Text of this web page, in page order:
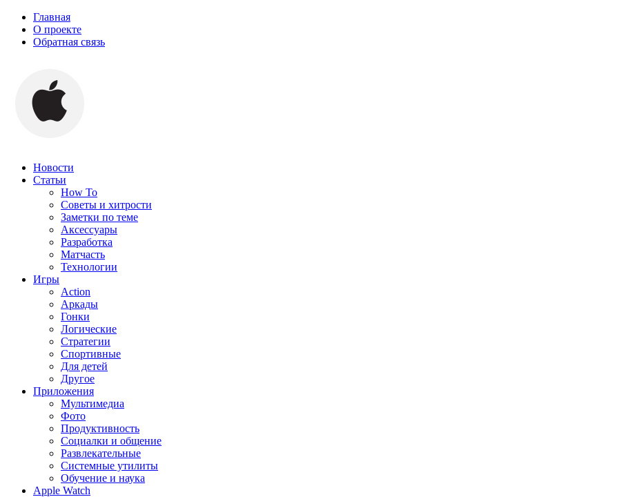
Главная
О проекте
Обратная связь
Новости
Статьи
How To
Советы и хитрости
Заметки по теме
Аксессуары
Разработка
Матчасть
Технологии
Игры
Action
Аркады
Гонки
Логические
Стратегии
Спортивные
Для детей
Другое
Приложения
Мультимедиа
Фото
Продуктивность
Социалки и общение
Развлекательные
Системные утилиты
Обучение и наука
Apple Watch